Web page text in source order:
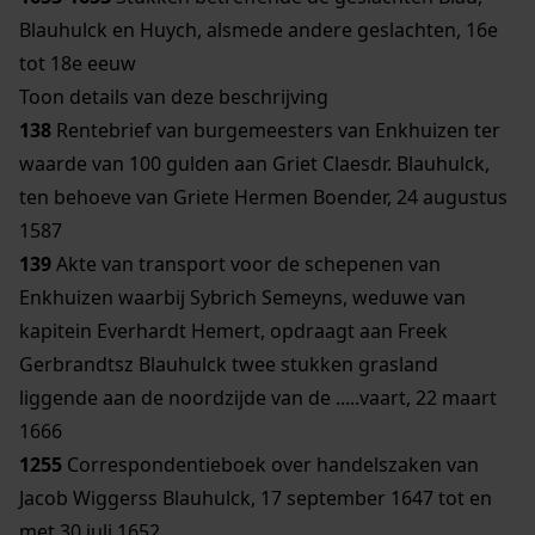
Blauhulck en Huych, alsmede andere geslachten, 16e
tot 18e eeuw
Toon details van deze beschrijving
138 Rentebrief van burgemeesters van Enkhuizen ter
waarde van 100 gulden aan Griet Claesdr. Blauhulck,
ten behoeve van Griete Hermen Boender, 24 augustus
1587
139Akte van transport voor de schepenen van
Enkhuizen waarbij Sybrich Semeyns, weduwe van
kapitein Everhardt Hemert, opdraagt aan Freek
Gerbrandtsz Blauhulck twee stukken grasland
liggende aan de noordzijde van de .....vaart, 22 maart
1666
1255 Correspondentieboek over handelszaken van
Jacob Wiggerss Blauhulck, 17 september 1647 tot en